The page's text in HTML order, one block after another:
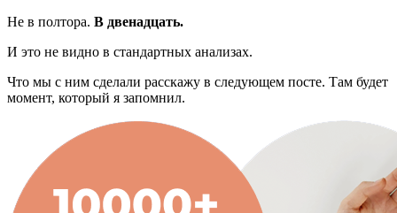
Не в полтора. В двенадцать.
И это не видно в стандартных анализах.
Что мы с ним сделали расскажу в следующем посте. Там будет
момент, который я запомнил.